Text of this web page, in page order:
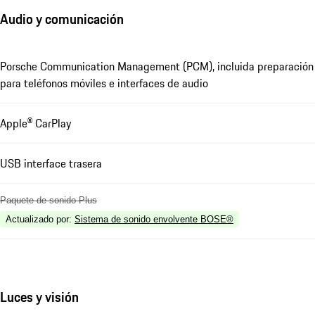
Audio y comunicación
Porsche Communication Management (PCM), incluida preparación
para teléfonos móviles e interfaces de audio
Apple® CarPlay
USB interface trasera
Paquete de sonido Plus
Actualizado por: Sistema de sonido envolvente BOSE®
Luces y visión